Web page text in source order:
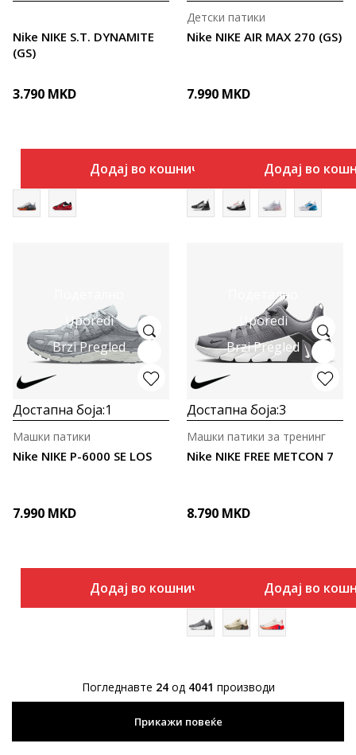
Nike NIKE S.T. DYNAMITE
(GS)
3.790 MKD
Додај во кошничка
Nike NIKE AIR MAX 270 (GS)
Детски патики
7.990 MKD
Додај во
Uporedi
Brzi Pregled
Достапна боја:1
Nike NIKE P-6000 SE LOS
Машки патики
7.990 MKD
Додај во кошничка
Подетално
Uporedi
Brzi Pregled
Достапна боја:3
Nike NIKE FREE METCON 7
Машки патики за тренинг
8.790 MKD
Додај во
Погледнавте 24од 4041 производи
Прикажи повеќе